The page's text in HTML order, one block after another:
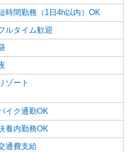
時間勤務（1日4h以内）OK
ルタイム歓迎
リゾート
イク通勤OK
養内勤務OK
通費支給